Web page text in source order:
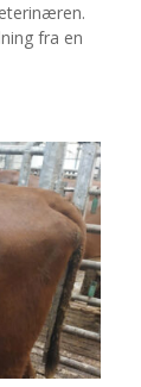
fra en